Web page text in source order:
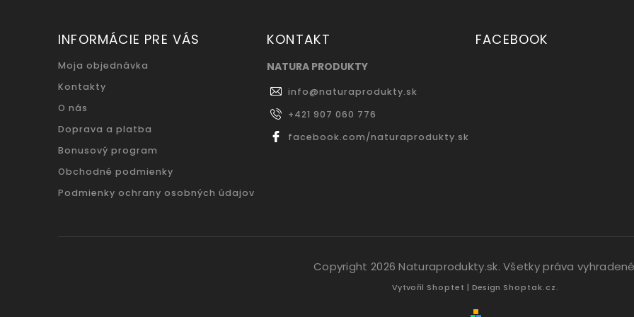
INFORMÁCIE PRE VÁS
Moja objednávka
Kontakty
O nás
Doprava a platba
Bonusový program
Obchodné podmienky
Podmienky ochrany osobných údajov
KONTAKT
NATURA PRODUKTY
info@naturaprodukty.sk
+421 907 060 776
facebook.com/naturaprodukty.sk
FACEBOOK
Copyright 2026Naturaprodukty.sk. Všetky práva
Vytvořil Shoptet | Design Shoptak.cz.